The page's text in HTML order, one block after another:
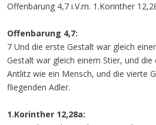
Offenbarung 4,7 i.V.m. 1.Korinther
Offenbarung 4,7:
7 Und die erste Gestalt war gleich
Gestalt war gleich einem Stier, und
Antlitz wie ein Mensch, und die vierte
fliegenden Adler.
1.Korinther 12,28a: